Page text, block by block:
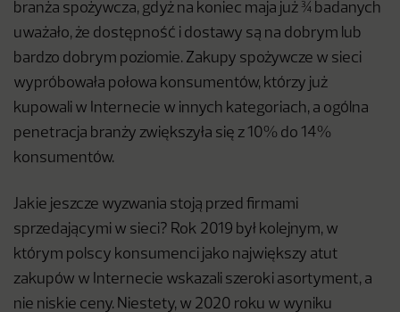
branża spożywcza, gdyż na koniec maja już ¾ badanych
uważało, że dostępność i dostawy są na dobrym lub
bardzo dobrym poziomie. Zakupy spożywcze w sieci
wypróbowała połowa konsumentów, którzy już
kupowali w Internecie w innych kategoriach, a ogólna
penetracja branży zwiększyła się z 10% do 14%
konsumentów.
Jakie jeszcze wyzwania stoją przed firmami
sprzedającymi w sieci? Rok 2019 był kolejnym, w
którym polscy konsumenci jako największy atut
zakupów w Internecie wskazali szeroki asortyment, a
nie niskie ceny. Niestety, w 2020 roku w wyniku